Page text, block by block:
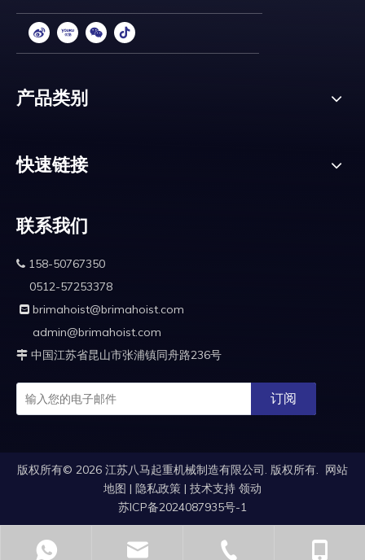
产品类别
快速链接
联系我们
 158-50767350
0512-57253378
 brimahoist@brimahoist.com
admin@brimahoist.com
 中国江苏省昆山市张浦镇同舟路236号
订阅
版权所有© 2026 江苏八马起重机械制造有限公司. 版权所有. 网站
地图 | 隐私政策 | 技术支持 领动
苏ICP备2024087935号-1